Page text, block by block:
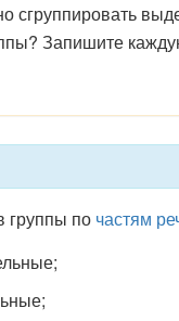
сгруппировать
Запишите
группы по частям